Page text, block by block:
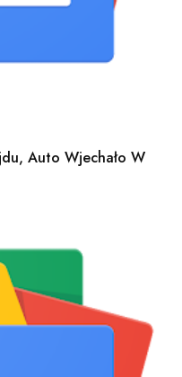
Auto Wjechało W